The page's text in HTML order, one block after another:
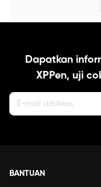
Dapatkan
XPPen, uji
BANTUAN